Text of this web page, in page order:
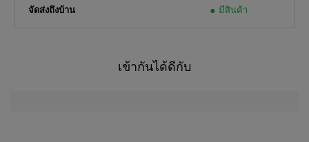
จัดส่งถึงบ้าน มีสินค้า
เข้ากันได้ดีกับ